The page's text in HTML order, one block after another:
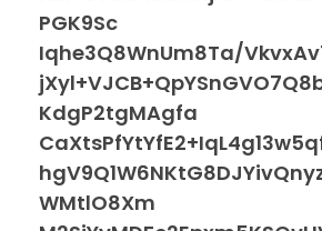
PGK9Sc
Iqhe3Q8WnUm8Ta/
KdgP2tgMAgfa
WMtlO8Xm